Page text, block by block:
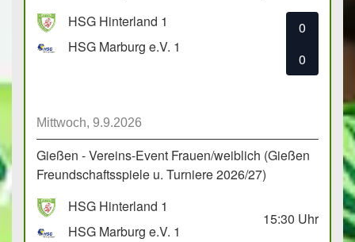
HSG Hinterland 1
HSG Marburg e.V. 1
0
0
Mittwoch, 9.9.2026
Gießen - Vereins-Event Frauen/weiblich (Gießen
Freundschaftsspiele u. Turniere 2026/27)
HSG Hinterland 1
HSG Marburg e.V. 1
15:30 Uhr